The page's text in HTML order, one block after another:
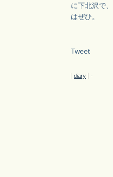
に下北沢で
はぜひ。
Tweet
diary -